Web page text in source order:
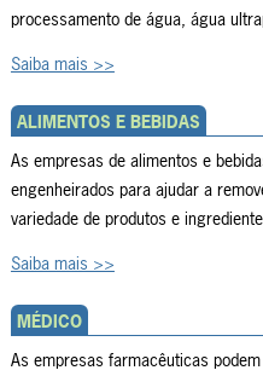
processamento de água, água
Saiba mais >>
ALIMENTOS E BEBIDAS
As empresas de alimentos e
engenheirados para ajudar a
variedade de produtos e
Saiba mais >>
MÉDICO
As empresas farmacêuticas